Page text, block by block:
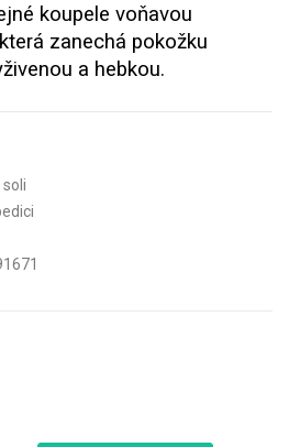
koupele voňavou
zanechá pokožku
a hebkou.
soli